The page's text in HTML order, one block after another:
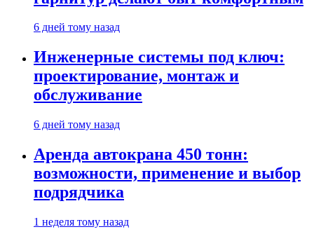
6 дней тому назад
Инженерные системы под ключ:
проектирование, монтаж и
обслуживание
6 дней тому назад
Аренда автокрана 450 тонн:
возможности, применение и выбор
подрядчика
1 неделя тому назад